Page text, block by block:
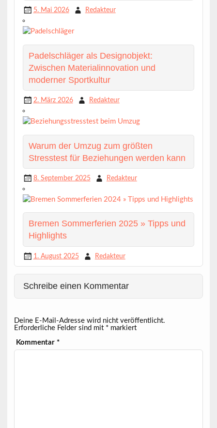
5. Mai 2026 Redakteur
Padelschläger als Designobjekt:
Zwischen Materialinnovation und
moderner Sportkultur
2. März 2026 Redakteur
Warum der Umzug zum größten
Stresstest für Beziehungen werden kann
8. September 2025 Redakteur
Bremen Sommerferien 2025 » Tipps und
Highlights
1. August 2025 Redakteur
Schreibe einen Kommentar
Deine E-Mail-Adresse wird nicht veröffentlicht.
Erforderliche Felder sind mit *markiert
Kommentar *